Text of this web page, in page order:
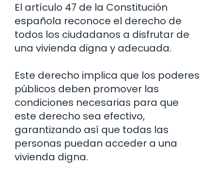
El artículo 47 de la Constitución
española reconoce el derecho de
todos los ciudadanos a disfrutar de
una vivienda digna y adecuada.
Este derecho implica que los poderes
públicos deben promover las
condiciones necesarias para que
este derecho sea efectivo,
garantizando así que todas las
personas puedan acceder a una
vivienda digna.